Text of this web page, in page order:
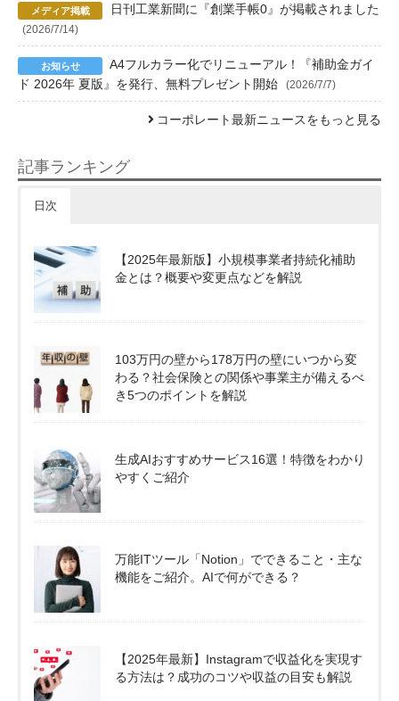
日刊工業新聞に『創業手帳0』が掲載されました
(2026/7/14)
A4フルカラー化でリニューアル！『補助金ガイ
ド 2026年 夏版』を発行、無料プレゼント開始
(2026/7/7)
コーポレート最新ニュースをもっと見る
記事ランキング
日次
【2025年最新版】小規模事業者持続化補助
金とは？概要や変更点などを解説
103万円の壁から178万円の壁にいつから変
わる？社会保険との関係や事業主が備えるべ
き5つのポイントを解説
生成AIおすすめサービス16選！特徴をわかり
やすくご紹介
万能ITツール「Notion」でできること・主な
機能をご紹介。AIで何ができる？
【2025年最新】Instagramで収益化を実現す
る方法は？成功のコツや収益の目安も解説